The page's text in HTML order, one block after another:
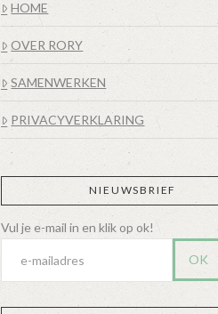
HOME
OVER RORY
SAMENWERKEN
PRIVACYVERKLARING
NIEUWSBRIEF